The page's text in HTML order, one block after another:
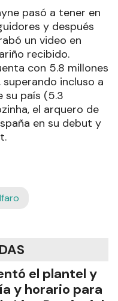
pasó a tener en
y después
un video en
recibido.
con 5.8 millones
incluso a
su país (5.3
el arquero de
en su debut y
el plantel y
y horario para